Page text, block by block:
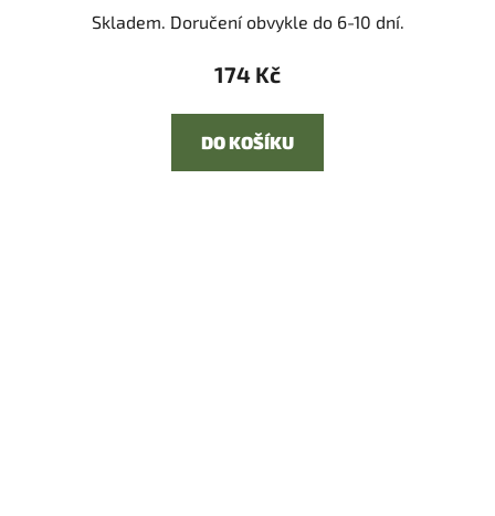
Skladem. Doručení obvykle do 6-10 dní.
174 Kč
DO KOŠÍKU